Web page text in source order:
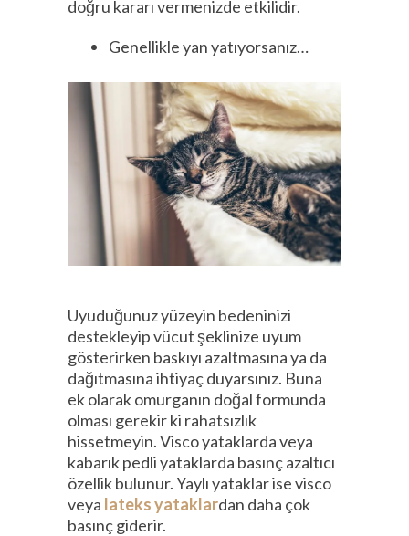
doğru kararı vermenizde etkilidir.
Genellikle yan yatıyorsanız…
Uyuduğunuz yüzeyin bedeninizi
destekleyip vücut şeklinize uyum
gösterirken baskıyı azaltmasına ya da
dağıtmasına ihtiyaç duyarsınız. Buna
ek olarak omurganın doğal formunda
olması gerekir ki rahatsızlık
hissetmeyin. Visco yataklarda veya
kabarık pedli yataklarda basınç azaltıcı
özellik bulunur. Yaylı yataklar ise visco
veya lateks yataklardan daha çok
basınç giderir.